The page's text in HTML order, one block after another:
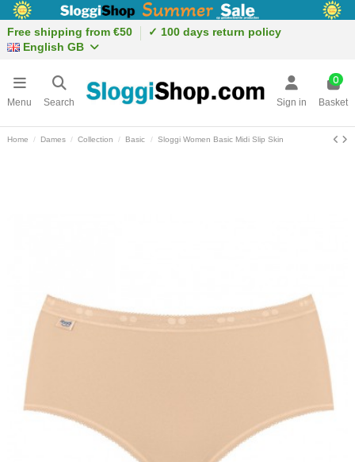
Free shipping from €50
✓ 100 days return policy
English GB
Menu Search Sign in
0
Basket
Home Dames Collection Basic Sloggi Women Basic Midi Slip Skin